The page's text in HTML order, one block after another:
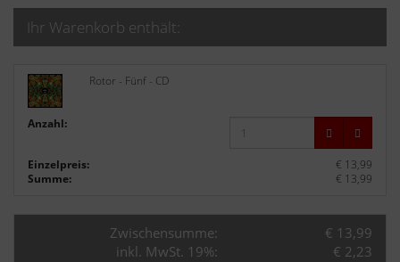
Ihr Warenkorb enthält:
Rotor - Fünf - CD
Anzahl:
Einzelpreis:
€ 13,99
Summe:
€ 13,99
Zwischensumme:
€ 13,99
inkl. MwSt. 19%:
€ 2,23